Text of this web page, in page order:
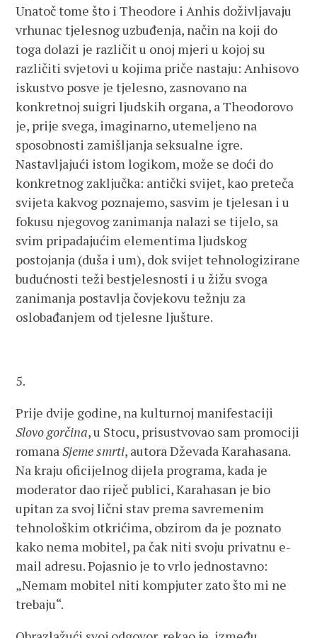
Unatoč tome što i Theodore i Anhis doživljavaju
vrhunac tjelesnog uzbuđenja, način na koji do
toga dolazi je različit u onoj mjeri u kojoj su
različiti svjetovi u kojima priče nastaju: Anhisovo
iskustvo posve je tjelesno, zasnovano na
konkretnoj suigri ljudskih organa, a Theodorovo
je, prije svega, imaginarno, utemeljeno na
sposobnosti zamišljanja seksualne igre.
Nastavljajući istom logikom, može se doći do
konkretnog zaključka: antički svijet, kao preteča
svijeta kakvog poznajemo, sasvim je tjelesan i u
fokusu njegovog zanimanja nalazi se tijelo, sa
svim pripadajućim elementima ljudskog
postojanja (duša i um), dok svijet tehnologizirane
budućnosti teži bestjelesnosti i u žižu svoga
zanimanja postavlja čovjekovu težnju za
oslobađanjem od tjelesne ljušture.
5.
Prije dvije godine, na kulturnoj manifestaciji
Slovo gorčina, u Stocu, prisustvovao sam promociji
romanaSjeme smrti, autora Dževada Karahasana.
Na kraju oficijelnog dijela programa, kada je
moderator dao riječ publici, Karahasan je bio
upitan za svoj lični stav prema savremenim
tehnološkim otkrićima, obzirom da je poznato
kako nema mobitel, pa čak niti svoju privatnu e-
mail adresu. Pojasnio je to vrlo jednostavno:
„Nemam mobitel niti kompjuter zato što mi ne
trebaju“.